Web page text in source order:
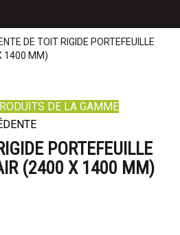
DE TOIT RIGIDE PORTEFEUILLE
1400 MM)
DE LA GAMME
PORTEFEUILLE
(2400 X 1400 MM)